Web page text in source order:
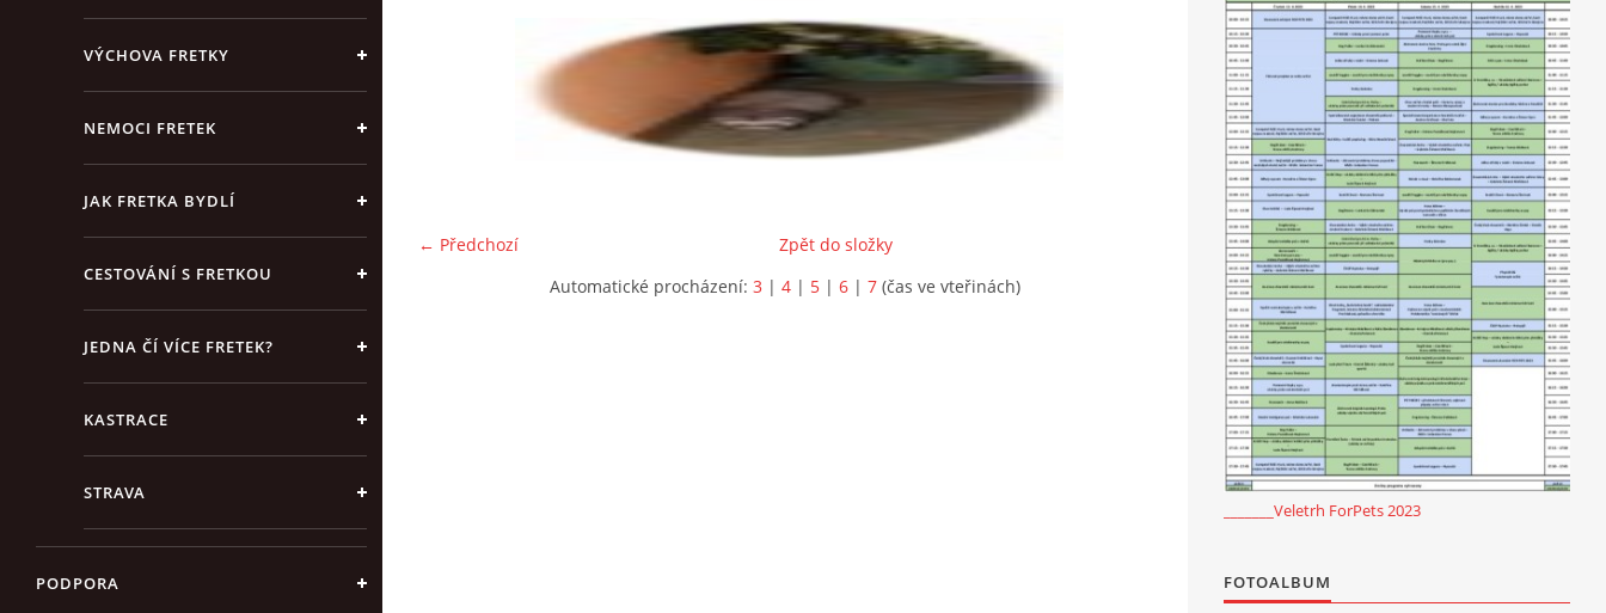
VÝCHOVA FRETKY
NEMOCI FRETEK
JAK FRETKA BYDLÍ
CESTOVÁNÍ S FRETKOU
JEDNA ČÍ VÍCE FRETEK?
KASTRACE
STRAVA
PODPORA
← Předchozí
Zpět do složky
Automatické procházení: 3 | 4 | 5 | 6 | 7 (čas ve vteřinách)
_______Veletrh ForPets 2023
FOTOALBUM